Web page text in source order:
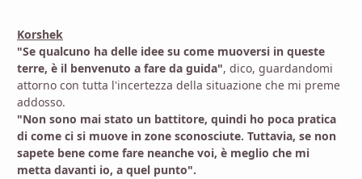
Korshek
"Se qualcuno ha delle idee su come muoversi in queste
terre, è il benvenuto a fare da guida", dico, guardandomi
attorno con tutta l'incertezza della situazione che mi preme
addosso.
"Non sono mai stato un battitore, quindi ho poca pratica
di come ci si muove in zone sconosciute. Tuttavia, se non
sapete bene come fare neanche voi, è meglio che mi
metta davanti io, a quel punto".